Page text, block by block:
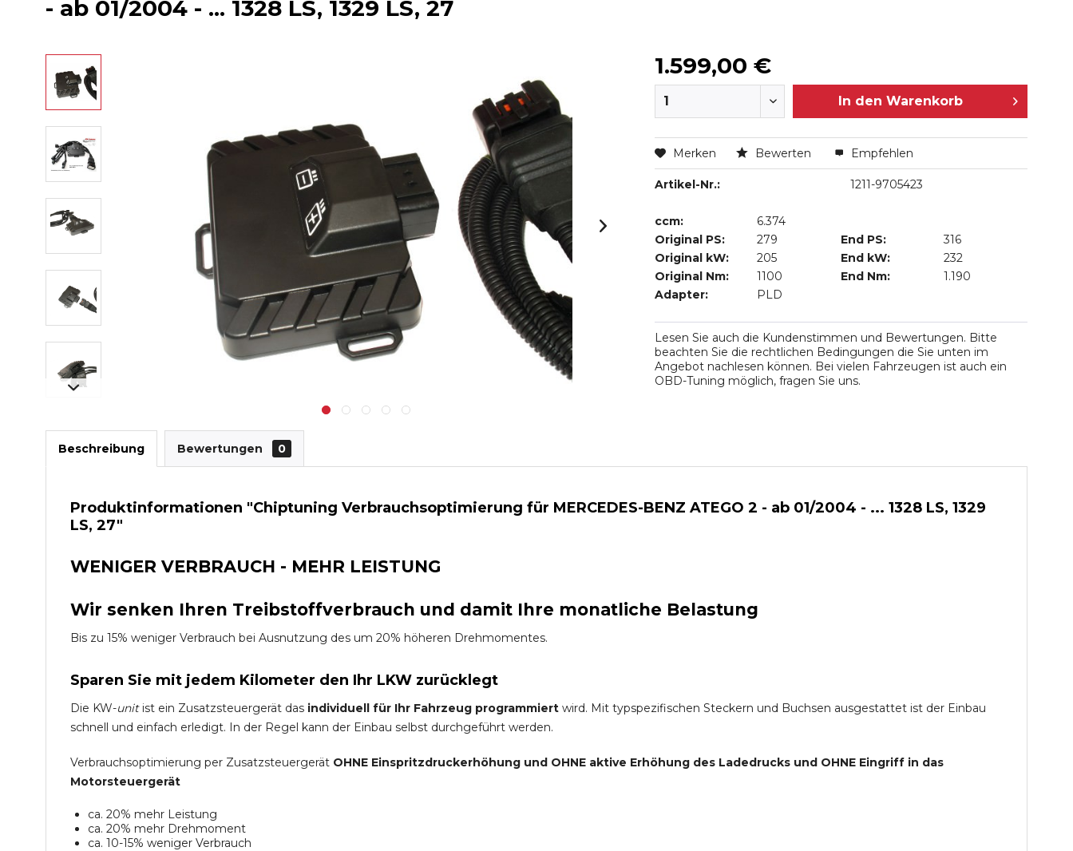
- ab 01/2004 - ... 1328 LS, 1329 LS, 27
1.599,00 €
In den Warenkorb
Merken Bewerten Empfehlen
Artikel-Nr.: 1211-9705423
ccm:
6.374
Original PS:
279 End PS:
316
Original kW:
205 End kW:
232
Original Nm:
1100 End Nm:
1.190
Adapter:
PLD
Lesen Sie auch die Kundenstimmen und Bewertungen. Bitte
beachten Sie die rechtlichen Bedingungen die Sie unten im
Angebot nachlesen können. Bei vielen Fahrzeugen ist auch ein
OBD-Tuning möglich, fragen Sie uns.
Beschreibung Bewertungen 0
Produktinformationen "Chiptuning Verbrauchsoptimierung für MERCEDES-BENZ ATEGO 2 - ab 01/2004 - ... 1328 LS, 1329
LS, 27"
WENIGER VERBRAUCH - MEHR LEISTUNG
Wir senken Ihren Treibstoffverbrauch und damit Ihre monatliche Belastung
Bis zu 15% weniger Verbrauch bei Ausnutzung des um 20% höheren Drehmomentes.
Sparen Sie mit jedem Kilometer den Ihr LKW zurücklegt
Die KW-unitist ein Zusatzsteuergerät das individuell für Ihr Fahrzeug programmiert wird. Mit typspezifischen Steckern und Buchsen ausgestattet ist der Einbau
schnell und einfach erledigt. In der Regel kann der Einbau selbst durchgeführt werden.
Verbrauchsoptimierung per Zusatzsteuergerät OHNE Einspritzdruckerhöhung und OHNE aktive Erhöhung des Ladedrucks und OHNE Eingriff in das
Motorsteuergerät
ca. 20% mehr Leistung
ca. 20% mehr Drehmoment
ca. 10-15% weniger Verbrauch